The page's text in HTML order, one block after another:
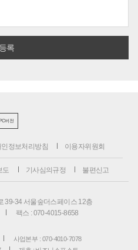
PC버전
인정보처리방침 이용자위원회
도 기사심의규정 불편신고
39-34 서울숲더스페이스 12층
팩스 : 070-4015-8658
사업본부 : 070-4010-7078